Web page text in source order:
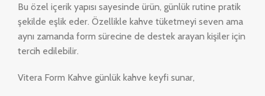
Bu özel içerik yapısı sayesinde ürün, günlük rutine pratik
şekilde eşlik eder. Özellikle kahve tüketmeyi seven ama
aynı zamanda form sürecine de destek arayan kişiler için
tercih edilebilir.
Vitera Form Kahve günlük kahve keyfi sunar,